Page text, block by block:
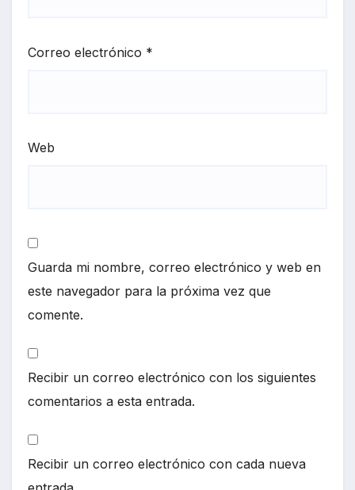
Correo electrónico *
Web
Guarda mi nombre, correo electrónico y web en
este navegador para la próxima vez que
comente.
Recibir un correo electrónico con los siguientes
comentarios a esta entrada.
Recibir un correo electrónico con cada nueva